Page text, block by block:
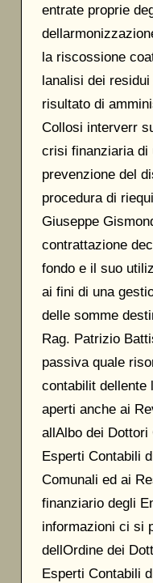
entrate proprie
la riscossione
lanalisi dei
risultato di
Collosi interverr
crisi finanziaria di
prevenzione del
procedura di
Giuseppe
contrattazione
fondo e il suo
ai fini di una
delle somme
Rag. Patrizio
passiva quale
contabilit dellente
aperti anche ai
allAlbo dei
Esperti Contabili
Comunali ed ai
finanziario degli
informazioni ci si
dellOrdine dei
Esperti Contabili